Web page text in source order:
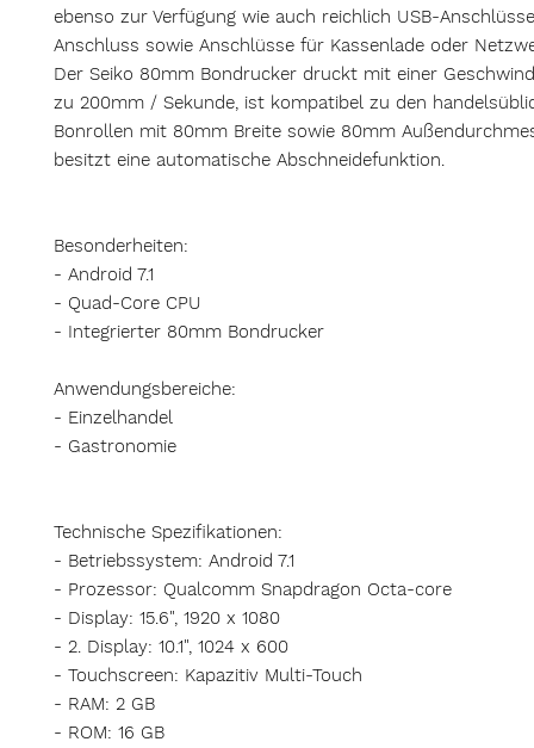
ebenso zur Verfügung wie auch reichlich USB-
Anschluss sowie Anschlüsse für Kassenlade oder
Der Seiko 80mm Bondrucker druckt mit einer
zu 200mm / Sekunde, ist kompatibel zu den
Bonrollen mit 80mm Breite sowie 80mm
besitzt eine automatische Abschneidefunktion.
Besonderheiten:
- Android 7.1
- Quad-Core CPU
- Integrierter 80mm Bondrucker
Anwendungsbereiche:
- Einzelhandel
- Gastronomie
Technische Spezifikationen:
- Betriebssystem: Android 7.1
- Prozessor: Qualcomm Snapdragon Octa-core
- Display: 15.6", 1920 x 1080
- 2. Display: 10.1", 1024 x 600
- Touchscreen: Kapazitiv Multi-Touch
- RAM: 2 GB
- ROM: 16 GB